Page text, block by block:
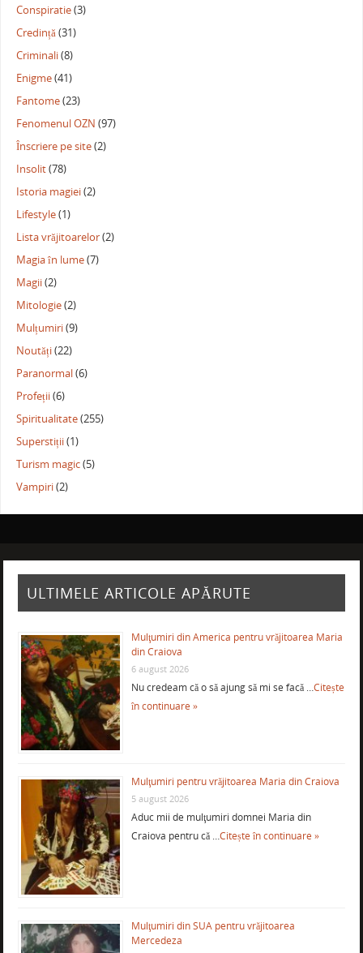
Conspiratie(3)
Credință(31)
Criminali(8)
Enigme(41)
Fantome(23)
Fenomenul OZN (97)
Înscriere pe site(2)
Insolit(78)
Istoria magiei(2)
Lifestyle(1)
Lista vrăjitoarelor(2)
Magia în lume(7)
Magii(2)
Mitologie(2)
Mulțumiri(9)
Noutăți(22)
Paranormal(6)
Profeții(6)
Spiritualitate(255)
Superstiții(1)
Turism magic(5)
Vampiri(2)
ULTIMELE ARTICOLE APĂRUTE
Mulţumiri din America pentru vrăjitoarea Maria
din Craiova
6 august 2026
Nu credeam că o să ajung să mi se facă …Citește
în continuare »
Mulţumiri pentru vrăjitoarea Maria din Craiova
5 august 2026
Aduc mii de mulţumiri domnei Maria din
Craiova pentru că …Citește în continuare »
Mulţumiri din SUA pentru vrăjitoarea
Mercedeza